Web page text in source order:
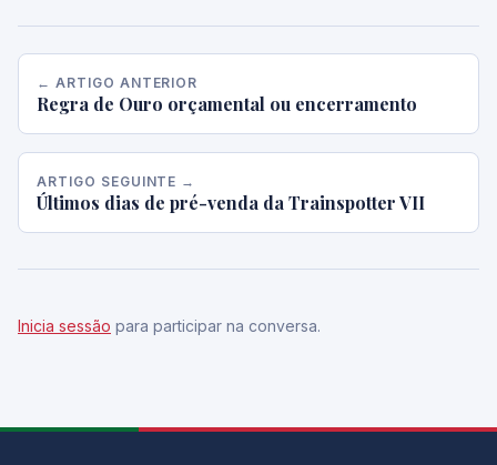
← ARTIGO ANTERIOR
Regra de Ouro orçamental ou encerramento
ARTIGO SEGUINTE →
Últimos dias de pré-venda da Trainspotter VII
Inicia sessão para participar na conversa.